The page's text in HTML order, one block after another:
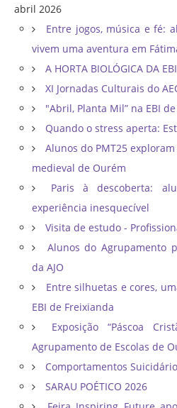
abril 2026
Entre jogos, música e fé:
vivem uma aventura em
A HORTA BIOLÓGICA DA
XI Jornadas Culturais do
"Abril, Planta Mil” na EBI
Quando o stress aperta:
Alunos do PMT25
medieval de Ourém
Paris à descoberta:
experiência inesquecível
Visita de estudo -
Alunos do Agrupamento
da AJO
Entre silhuetas e cores,
EBI de Freixianda
Exposição “Páscoa
Agrupamento de Escolas de
Comportamentos
SARAU POÉTICO 2026